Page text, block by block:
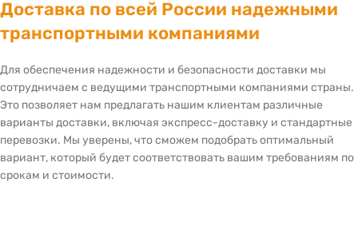
Доставка по всей России надежными
транспортными компаниями
Для обеспечения надежности и безопасности доставки мы
сотрудничаем с ведущими транспортными компаниями страны.
Это позволяет нам предлагать нашим клиентам различные
варианты доставки, включая экспресс-доставку и стандартные
перевозки. Мы уверены, что сможем подобрать оптимальный
вариант, который будет соответствовать вашим требованиям по
срокам и стоимости.